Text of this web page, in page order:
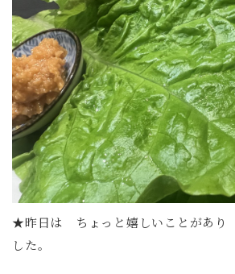
★昨日は ちょっと嬉しいことがあり
した。